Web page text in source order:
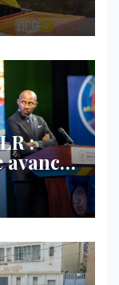
:
ligne